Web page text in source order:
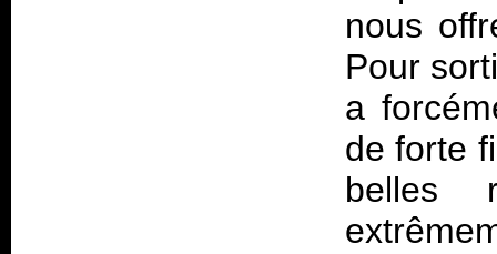
nous
Pour
a
de forte
belles